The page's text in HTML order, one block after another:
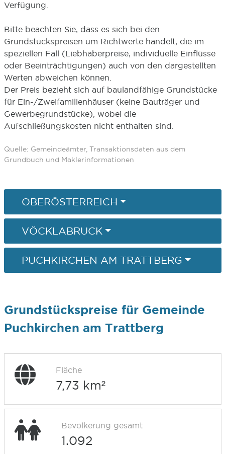
Verfügung.
Bitte beachten Sie, dass es sich bei den
Grundstückspreisen um Richtwerte handelt, die im
speziellen Fall (Liebhaberpreise, individuelle Einflüsse
oder Beeinträchtigungen) auch von den dargestellten
Werten abweichen können.
Der Preis bezieht sich auf baulandfähige Grundstücke
für Ein-/Zweifamilienhäuser (keine Bauträger und
Gewerbegrundstücke), wobei die
Aufschließungskosten nicht enthalten sind.
Quelle: Gemeindeämter, Transaktionsdaten aus dem
Grundbuch und Maklerinformationen
OBERÖSTERREICH
VÖCKLABRUCK
PUCHKIRCHEN AM TRATTBERG
Grundstückspreise für Gemeinde
Puchkirchen am Trattberg
Fläche
7,73 km²
Bevölkerung gesamt
1.092